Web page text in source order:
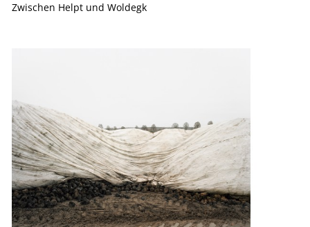
Zwischen Helpt und Woldegk